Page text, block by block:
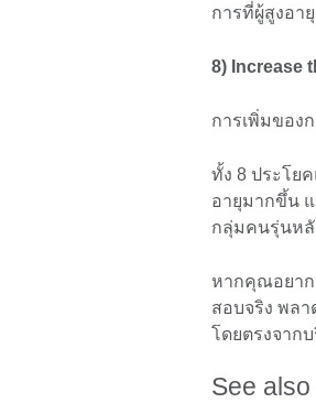
การที่ผู้สูงอา
8) Increase
การเพิ่มของ
ทั้ง 8 ประโย
อายุมากขึ้น
กลุ่มคนรุ่นหลั
หากคุณอยาก
สอบจริง พล
โดยตรงจาก
See also